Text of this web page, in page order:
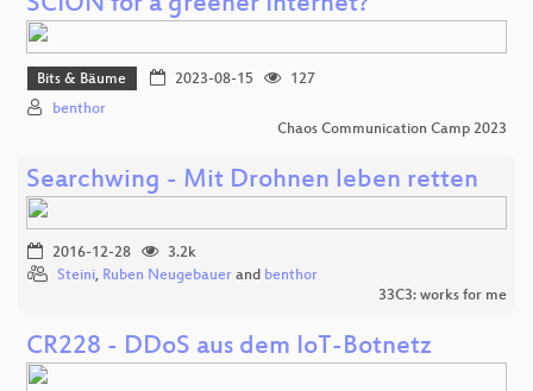
Bits & Bäume 2023-08-15
127
benthor
Chaos Communication Camp 2023
Searchwing - Mit Drohnen leben retten
2016-12-28
3.2k
Steini, Ruben Neugebauer and benthor
33C3: works for me
CR228 - DDoS aus dem IoT-Botnetz